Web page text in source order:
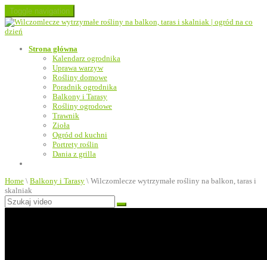
Toggle navigation
Strona główna
Kalendarz ogrodnika
Uprawa warzyw
Rośliny domowe
Poradnik ogrodnika
Balkony i Tarasy
Rośliny ogrodowe
Trawnik
Zioła
Ogród od kuchni
Portrety roślin
Dania z grilla
Home \ Balkony i Tarasy \ Wilczomlecze wytrzymałe rośliny na balkon, taras i
skalniak